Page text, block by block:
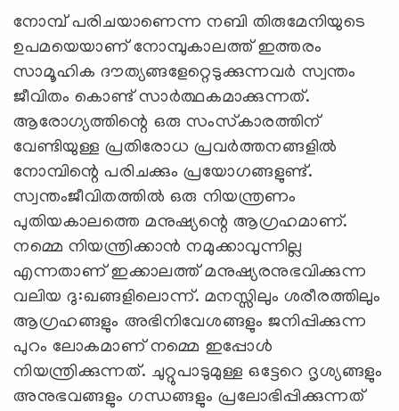
നോമ്പ്‌ പരിചയാണെന്ന നബി തിരുമേനിയുടെ
ഉപമയെയാണ്‌ നോമ്പുകാലത്ത്‌ ഇത്തരം
സാമൂഹിക ദൗത്യങ്ങളേറ്റെടുക്കുന്നവര്‍ സ്വന്തം
ജീവിതം കൊണ്ട്‌ സാര്‍ത്ഥകമാക്കുന്നത്‌.
ആരോഗ്യത്തിന്റെ ഒരു സംസ്‌കാരത്തിന്‌
വേണ്ടിയുള്ള പ്രതിരോധ പ്രവര്‍ത്തനങ്ങളില്‍
നോമ്പിന്റെ പരിചക്കും പ്രയോഗങ്ങളുണ്ട്‌.
സ്വന്തംജീവിതത്തില്‍ ഒരു നിയന്ത്രണം
പുതിയകാലത്തെ മനുഷ്യന്റെ ആഗ്രഹമാണ്‌.
നമ്മെ നിയന്ത്രിക്കാന്‍ നമുക്കാവുന്നില്ല
എന്നതാണ്‌ ഇക്കാലത്ത്‌ മനുഷ്യരനുഭവിക്കുന്ന
വലിയ ദു:ഖങ്ങളിലൊന്ന്‌. മനസ്സിലും ശരീരത്തിലും
ആഗ്രഹങ്ങളും അഭിനിവേശങ്ങളും ജനിപ്പിക്കുന്ന
പുറം ലോകമാണ്‌ നമ്മെ ഇപ്പോള്‍
നിയന്ത്രിക്കുന്നത്‌. ചുറ്റുപാടുമുള്ള ഒട്ടേറെ ദൃശ്യങ്ങളും
അനുഭവങ്ങളും ഗന്ധങ്ങളും പ്രലോഭിപ്പിക്കുന്നത്‌